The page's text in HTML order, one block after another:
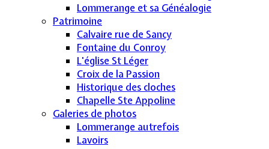
Lommerange et sa Généalogie
Patrimoine
Calvaire rue de Sancy
Fontaine du Conroy
L'église St Léger
Croix de la Passion
Historique des cloches
Chapelle Ste Appoline
Galeries de photos
Lommerange autrefois
Lavoirs